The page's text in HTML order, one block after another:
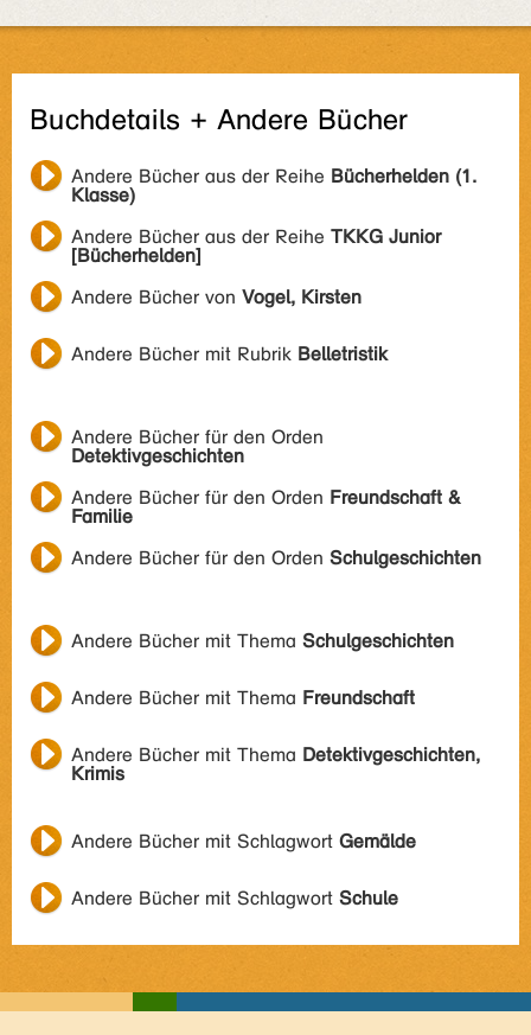
Buchdetails + Andere Bücher
Andere Bücher aus der Reihe Bücherhelden (1.
Klasse)
Andere Bücher aus der Reihe TKKG Junior
[Bücherhelden]
Andere Bücher von Vogel, Kirsten
Andere Bücher mit Rubrik Belletristik
Andere Bücher für den Orden
Detektivgeschichten
Andere Bücher für den Orden Freundschaft &
Familie
Andere Bücher für den Orden Schulgeschichten
Andere Bücher mit Thema Schulgeschichten
Andere Bücher mit Thema Freundschaft
Andere Bücher mit Thema Detektivgeschichten,
Krimis
Andere Bücher mit Schlagwort Gemälde
Andere Bücher mit Schlagwort Schule